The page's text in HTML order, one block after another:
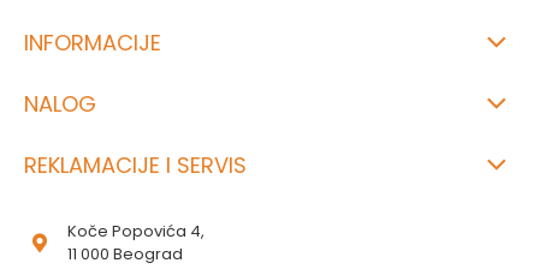
INFORMACIJE
NALOG
REKLAMACIJE I SERVIS
Koče Popovića 4,
11 000 Beograd